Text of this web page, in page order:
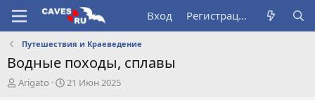
Вход Регистрация
Путешествия и Краеведение
Водные походы, сплавы
А
Arigato
Д
21 Июн 2025